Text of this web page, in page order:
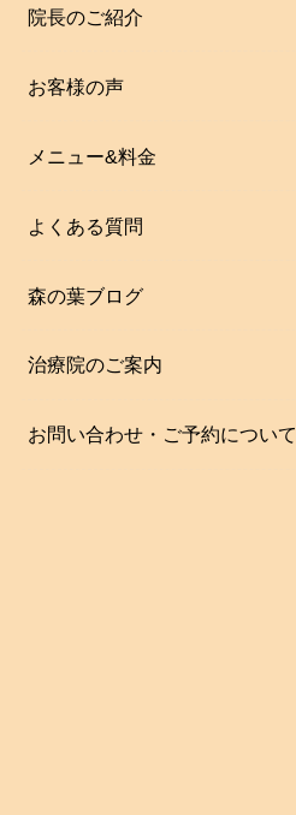
院長のご紹介
お客様の声
メニュー&料金
よくある質問
森の葉ブログ
治療院のご案内
お問い合わせ・ご予約について